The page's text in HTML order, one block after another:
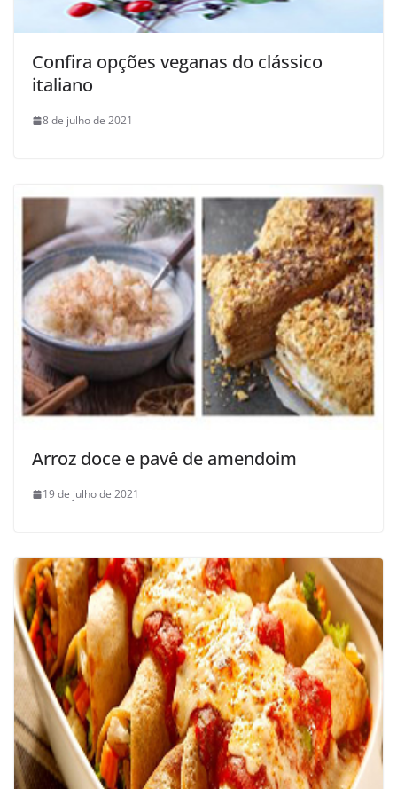
Confira opções veganas do clássico
italiano
8 de julho de 2021
Arroz doce e pavê de amendoim
19 de julho de 2021